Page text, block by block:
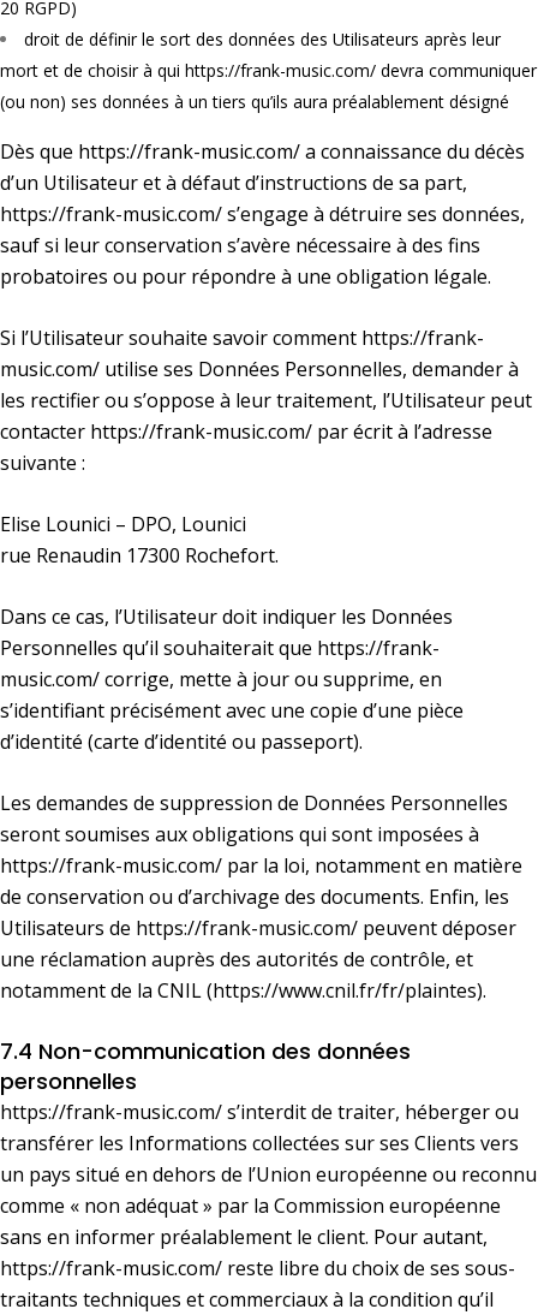
20 RGPD)
droit de définir le sort des données des Utilisateurs après leur
mort et de choisir à qui https://frank-music.com/ devra communiquer
(ou non) ses données à un tiers qu’ils aura préalablement désigné
Dès que https://frank-music.com/a connaissance du décès
d’un Utilisateur et à défaut d’instructions de sa part,
https://frank-music.com/s’engage à détruire ses données,
sauf si leur conservation s’avère nécessaire à des fins
probatoires ou pour répondre à une obligation légale.
Si l’Utilisateur souhaite savoir comment https://frank-
music.com/ utilise ses Données Personnelles, demander à
les rectifier ou s’oppose à leur traitement, l’Utilisateur peut
contacter https://frank-music.com/ par écrit à l’adresse
suivante :
Elise Lounici – DPO, Lounici
rue Renaudin 17300 Rochefort.
Dans ce cas, l’Utilisateur doit indiquer les Données
Personnelles qu’il souhaiterait que https://frank-
music.com/corrige, mette à jour ou supprime, en
s’identifiant précisément avec une copie d’une pièce
d’identité (carte d’identité ou passeport).
Les demandes de suppression de Données Personnelles
seront soumises aux obligations qui sont imposées à
https://frank-music.com/ par la loi, notamment en matière
de conservation ou d’archivage des documents. Enfin, les
Utilisateurs de https://frank-music.com/ peuvent déposer
une réclamation auprès des autorités de contrôle, et
notamment de la CNIL (https://www.cnil.fr/fr/plaintes).
7.4 Non-communication des données
personnelles
https://frank-music.com/s’interdit de traiter, héberger ou
transférer les Informations collectées sur ses Clients vers
un pays situé en dehors de l’Union européenne ou reconnu
comme « non adéquat » par la Commission européenne
sans en informer préalablement le client. Pour autant,
https://frank-music.com/ reste libre du choix de ses sous-
traitants techniques et commerciaux à la condition qu’il